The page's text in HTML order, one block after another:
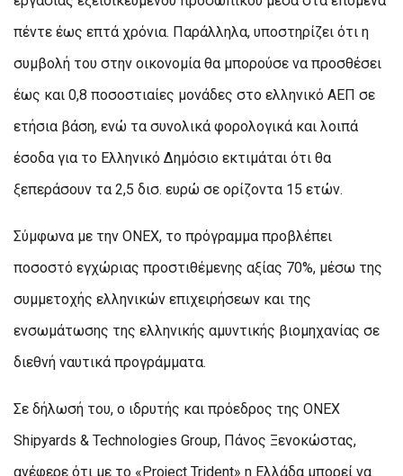
πέντε έως επτά χρόνια. Παράλληλα, υποστηρίζει ότι η
συμβολή του στην οικονομία θα μπορούσε να προσθέσει
έως και 0,8 ποσοστιαίες μονάδες στο ελληνικό ΑΕΠ σε
ετήσια βάση, ενώ τα συνολικά φορολογικά και λοιπά
έσοδα για το Ελληνικό Δημόσιο εκτιμάται ότι θα
ξεπεράσουν τα 2,5 δισ. ευρώ σε ορίζοντα 15 ετών.
Σύμφωνα με την ONEX, το πρόγραμμα προβλέπει
ποσοστό εγχώριας προστιθέμενης αξίας 70%, μέσω της
συμμετοχής ελληνικών επιχειρήσεων και της
ενσωμάτωσης της ελληνικής αμυντικής βιομηχανίας σε
διεθνή ναυτικά προγράμματα.
Σε δήλωσή του, ο ιδρυτής και πρόεδρος της ONEX
Shipyards & Technologies Group, Πάνος Ξενοκώστας,
ανέφερε ότι με το «Project Trident» η Ελλάδα μπορεί να